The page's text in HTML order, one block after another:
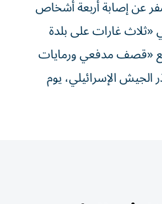
عن إصابة أربعة أشخاص
«ثلاث غارات على بلدة
«قصف مدفعي ورمايات
الجيش الإسرائيلي، يوم